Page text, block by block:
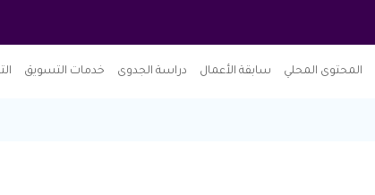
المحتوى المحلي سابقة الأعمال دراسة الجدوى خدمات التسويق